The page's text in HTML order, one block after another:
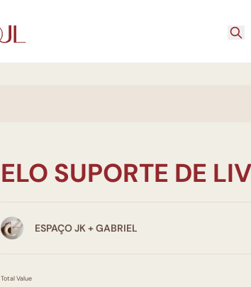
ELO SUPORTE DE
ESPAÇO JK + GABRIEL
Total Value